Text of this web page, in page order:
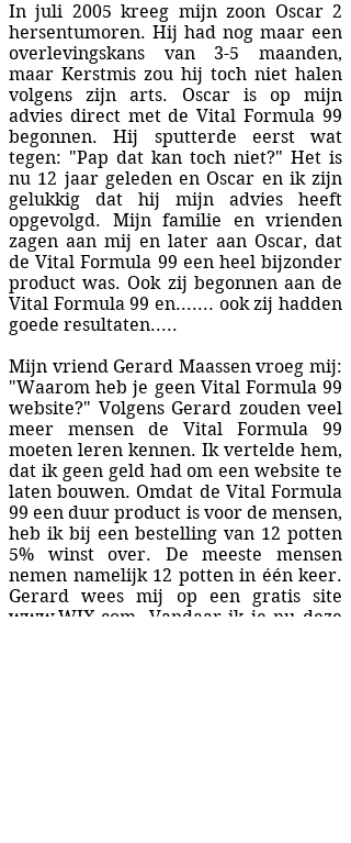
In juli 2005 kreeg mijn zoon Oscar 2
hersentumoren. Hij had nog maar een
overlevingskans van 3-5 maanden,
maar Kerstmis zou hij toch niet halen
volgens zijn arts. Oscar is op mijn
advies direct met de Vital Formula 99
begonnen. Hij sputterde eerst wat
tegen: "Pap dat kan toch niet?" Het is
nu 12 jaar geleden en Oscar en ik zijn
gelukkig dat hij mijn advies heeft
opgevolgd. Mijn familie en vrienden
zagen aan mij en later aan Oscar, dat
de Vital Formula 99 een heel bijzonder
product was. Ook zij begonnen aan de
Vital Formula 99 en....... ook zij hadden
goede resultaten.....
Mijn vriend Gerard Maassen vroeg mij:
"Waarom heb je geen Vital Formula 99
website?" Volgens Gerard zouden veel
meer mensen de Vital Formula 99
moeten leren kennen. Ik vertelde hem,
dat ik geen geld had om een website te
laten bouwen. Omdat de Vital Formula
99 een duur product is voor de mensen,
heb ik bij een bestelling van 12 potten
5% winst over. De meeste mensen
nemen namelijk 12 potten in één keer.
Gerard wees mij op een gratis site
www.WIX.com . Vandaar ik je nu deze